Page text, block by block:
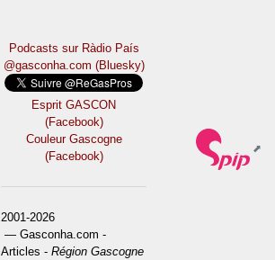
Podcasts sur Ràdio País
@gasconha.com (Bluesky)
Esprit GASCON
(Facebook)
Couleur Gascogne
(Facebook)
2001-2026
— Gasconha.com -
Articles -Région Gascogne